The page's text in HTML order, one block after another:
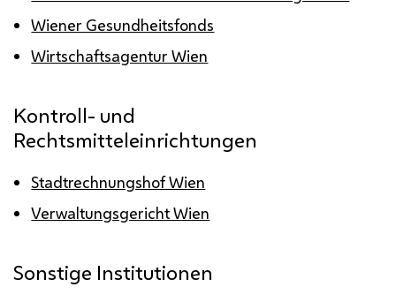
Wiener Gesundheitsfonds
Wirtschaftsagentur Wien
Kontroll- und
Rechtsmitteleinrichtungen
Stadtrechnungshof Wien
Verwaltungsgericht Wien
Sonstige Institutionen